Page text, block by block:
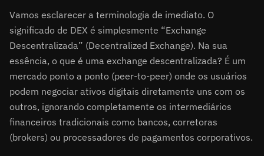
Vamos esclarecer a terminologia de imediato. O
significado de DEX é simplesmente “Exchange
Descentralizada” (Decentralized Exchange). Na sua
essência, o que é uma exchange descentralizada? É um
mercado ponto a ponto (peer-to-peer) onde os usuários
podem negociar ativos digitais diretamente uns com os
outros, ignorando completamente os intermediários
financeiros tradicionais como bancos, corretoras
(brokers) ou processadores de pagamentos corporativos.